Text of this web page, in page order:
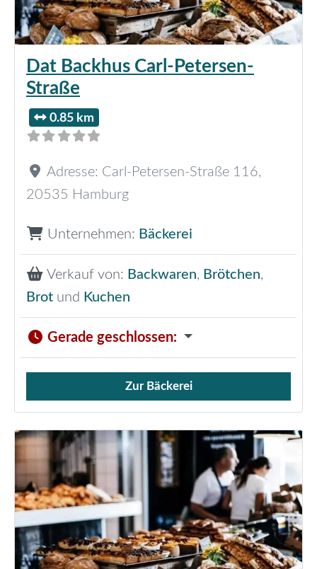
Dat Backhus Carl-Petersen-
Straße
0.85 km
Adresse: Carl-Petersen-Straße 116,
20535 Hamburg
Unternehmen: Bäckerei
Verkauf von: Backwaren, Brötchen,
Brot und Kuchen
Gerade geschlossen:
Verkauf von Brötchen,
Zur Bäckerei